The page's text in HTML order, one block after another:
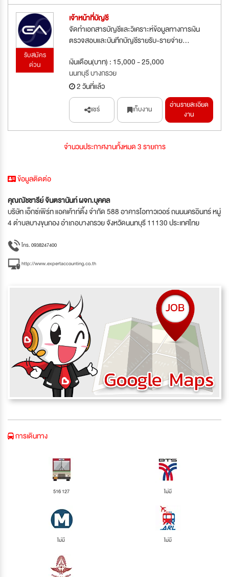
รับสมัคร
ด่วน
เจ้าหน้าที่บัญชี
จัดทำเอกสารบัญชีและวิเคราะห์ข้อมูลทางการเงิน
ตรวจสอบและบันทึกบัญชีรายรับ-รายจ่าย...
เงินเดือน(บาท) : 15,000 - 25,000
นนทบุรี บางกรวย
2 วันที่แล้ว
แชร์ เก็บงาน
อ่านรายละเอียด
งาน
จำนวนประกาศงานทั้งหมด 3 รายการ
ข้อมูลติดต่อ
คุณณัชชารีย์ จินตรานันท์ ผจก.บุคคล
บริษัท เอ็กซ์เพิร์ท แอคเค้าท์ติ้ง จำกัด 588 อาคารโอทาวเวอร์ ถนนนครอินทร์ หมู่
4 ตำบลบางขุนกอง อำเภอบางกรวย จังหวัดนนทบุรี 11130 ประเทศไทย
โทร. 0938247400
http://www.expertaccounting.co.th
การเดินทาง
516 127 ไม่มี
ไม่มี ไม่มี